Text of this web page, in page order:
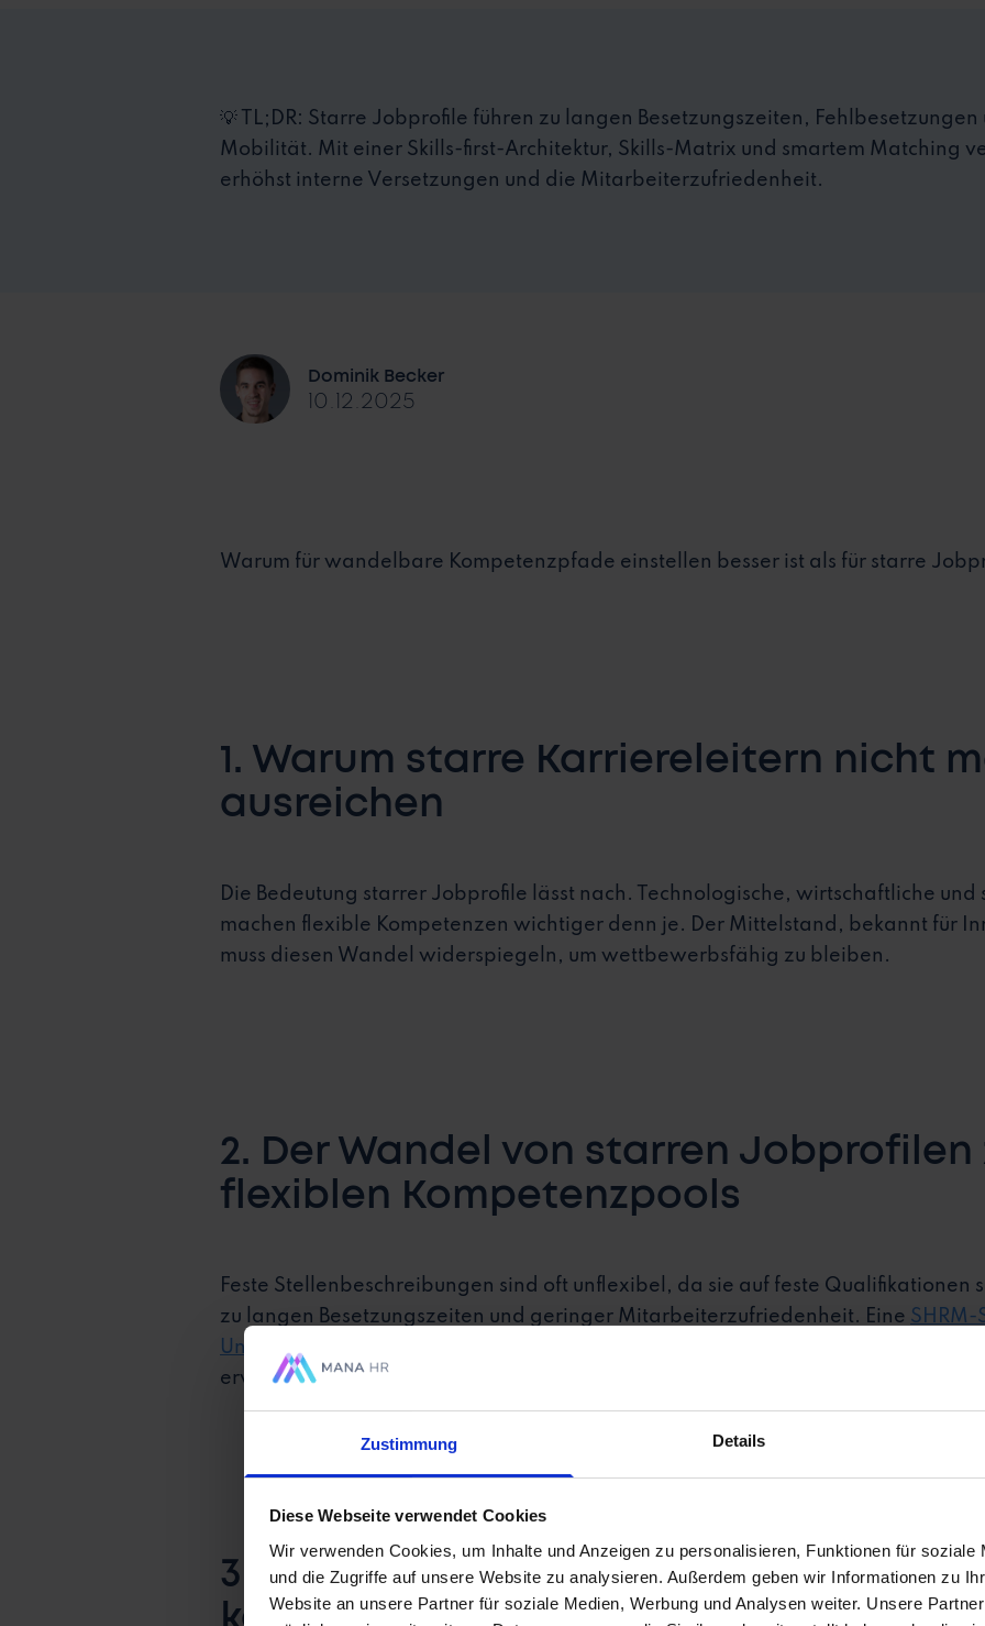
Zustimmung Details
Diese Webseite verwendet Cookies
Wir verwenden Cookies, um Inhalte und Anzeigen zu personalisieren, Funktionen für soziale
und die Zugriffe auf unsere Website zu analysieren. Außerdem geben wir Informationen zu
Website an unsere Partner für soziale Medien, Werbung und Analysen weiter. Unsere
💡 TL;DR: Starre Jobprofile führen zu langen Besetzungszeiten,
Mobilität. Mit einer Skills-first-Architektur, Skills-Matrix und smartem Matching
erhöhst interne Versetzungen und die Mitarbeiterzufriedenheit.
Dominik Becker
10.12.2025
Warum für wandelbare Kompetenzpfade einstellen besser ist als für starre
1. Warum starre Karriereleitern nicht
ausreichen
Die Bedeutung starrer Jobprofile lässt nach. Technologische, wirtschaftliche
machen flexible Kompetenzen wichtiger denn je. Der Mittelstand, bekannt für
muss diesen Wandel widerspiegeln, um wettbewerbsfähig zu bleiben.
2. Der Wandel von starren Jobprofilen
flexiblen Kompetenzpools
Feste Stellenbeschreibungen sind oft unflexibel, da sie auf feste Qualifikationen
zu langen Besetzungszeiten und geringer Mitarbeiterzufriedenheit. Eine SHRM-
Unternehmen mit skill-basiertem Recruiting Fehlbesetzungen reduzieren konnten
erweisen sich als unzureichend.
3. Wie Skills-first-Architektur